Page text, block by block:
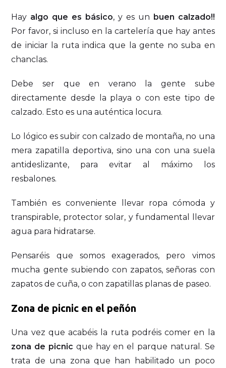
Hay algo que es básico, y es un buen calzado!!
Por favor, si incluso en la cartelería que hay antes
de iniciar la ruta indica que la gente no suba en
chanclas.
Debe ser que en verano la gente sube
directamente desde la playa o con este tipo de
calzado. Esto es una auténtica locura.
Lo lógico es subir con calzado de montaña, no una
mera zapatilla deportiva, sino una con una suela
antideslizante, para evitar al máximo los
resbalones.
También es conveniente llevar ropa cómoda y
transpirable, protector solar, y fundamental llevar
agua para hidratarse.
Pensaréis que somos exagerados, pero vimos
mucha gente subiendo con zapatos, señoras con
zapatos de cuña, o con zapatillas planas de paseo.
Zona de picnic en el peñón
Una vez que acabéis la ruta podréis comer en la
zona de picnic que hay en el parque natural. Se
trata de una zona que han habilitado un poco